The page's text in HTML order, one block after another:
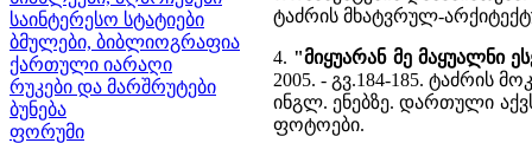
საინტერესო სტატიები
ბმულები, ბიბლიოგრაფია
ქართული იარაღი
რუკები და მარშრუტები
ბუნება
ფორუმი
ტაძრის მხატვრულ-
4. "მიყუარან მე მაყუალნი
2005. - გვ.184-185.
ინგლ. ენებზე. დართული
ფოტოები.